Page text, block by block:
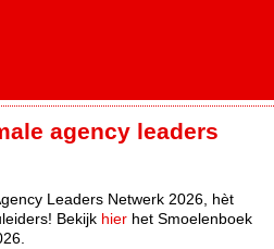
agency leaders
Leaders Netwerk 2026, hèt
Bekijk hier het Smoelenboek